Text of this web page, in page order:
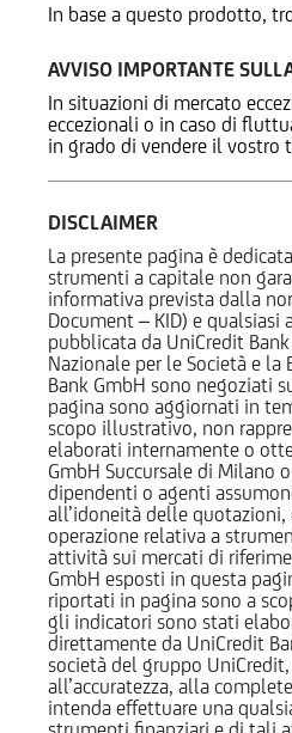
In base a questo prodotto,
AVVISO IMPORTANTE
In situazioni di mercato
eccezionali o in caso di
in grado di vendere il vostro
DISCLAIMER
La presente pagina è
strumenti a capitale non
informativa prevista dalla
Document – KID) e
pubblicata da UniCredit
Nazionale per le Società e
Bank GmbH sono negoziati
pagina sono aggiornati in
scopo illustrativo, non
elaborati internamente o
GmbH Succursale di Milano
dipendenti o agenti
all’idoneità delle
operazione relativa a
attività sui mercati di
GmbH esposti in questa
riportati in pagina sono a
gli indicatori sono stati
direttamente da UniCredit
società del gruppo
all’accuratezza, alla
intenda effettuare una